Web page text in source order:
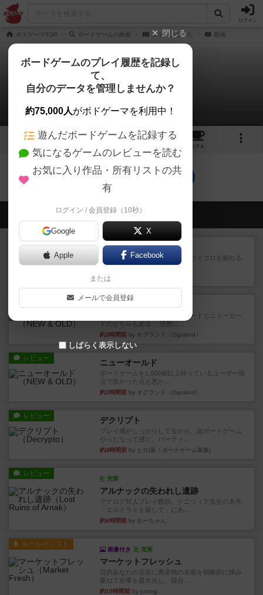
ログイン
ボドゲーマTOP ボードゲームの検索 ポケモンごいた 動画
ポケモンごいた
0件の動画
7 6
カフェ
ポケモンごいたのトップに戻る
会員の新しい投稿
レビュー 街コロ通
街コロとの違いは初めから二つサイコロを振れる
など、少しの違いはあるけれ...
約2時間前
ゲーム終了時に、「オールドカードとニューカー
ドのどちらもある」 状態に...
約3時間前 by オグランド（Oguland）
レビュー ニューオールド
ボードゲームを1,000個以上持っているユーザー視
点で良かった点と悪か...
約3時間前 by オグランド（Oguland）
レビュー デクリプト
プレイ感がしっかりしてるから、超ボードゲーム
やったなって感じ。パーティ...
約4時間前 by ヒロ(新！ボードゲーム家族)
レビュー
充実
アルナックの失われし遺跡
アナログ対人プレイ数回。クニツィア先生の名作
「エルドラドを探して」にあ...
約6時間前 by おーちゃん
ルール/インスト
画像付き 充実
マーケットフレッシュ
目的あなたの店先に農産物の木箱を戦略的に積み
重ねて在庫を最大化し、競合...
約10時間前 by jurong
閉じる
ボードゲームのプレイ履歴を記録し
て、
自分のデータを管理しませんか？
約75,000人がボドゲーマを利用中！
遊んだボードゲームを記録する
気になるゲームのレビューを読む
お気に入り作品・所有リストの共
有
ログイン / 会員登録（10秒）
Google X
Apple Facebook
または
メールで会員登録
しばらく表示しない